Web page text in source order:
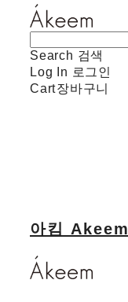
Search 검색
Log In 로그인
Cart장바구니
아킴 Akeem